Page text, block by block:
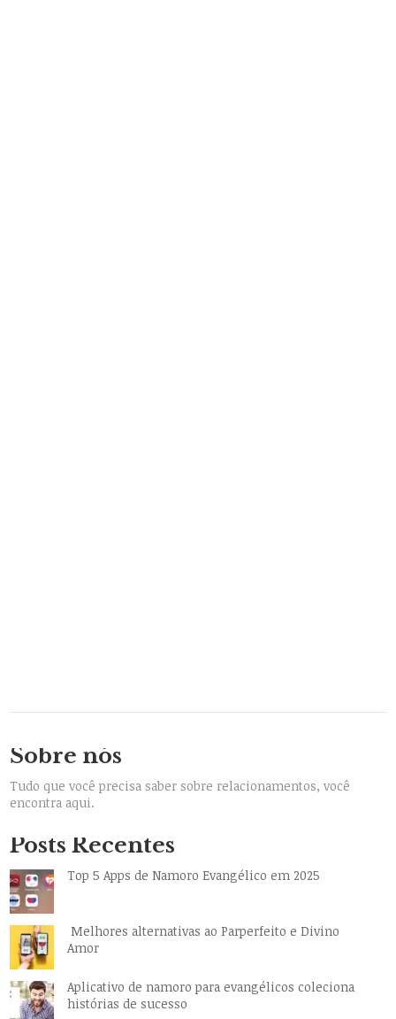
Sobre nós
Tudo que você precisa saber sobre relacionamentos, você
encontra aqui.
Posts Recentes
Top 5 Apps de Namoro Evangélico em 2025
Melhores alternativas ao Parperfeito e Divino
Amor
Aplicativo de namoro para evangélicos coleciona
histórias de sucesso